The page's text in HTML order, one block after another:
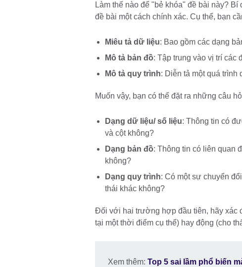
Làm thế nào để "bẻ khóa" đề bài này?
đề bài một cách chính xác. Cụ thể, bạn
Miêu tả dữ liệu: Bao gồm các dạng
Mô tả bản đồ: Tập trung vào vị trí các
Mô tả quy trình: Diễn tả một quá
Muốn vậy, bạn có thể đặt ra những câu
Dạng dữ liệu/ số liệu: Thông tin có
và cột không?
Dạng bản đồ: Thông tin có liên quan
không?
Dạng quy trình: Có một sự chuyển
thái khác không?
Đối với hai trường hợp đầu tiên, hãy xác
tại một thời điểm cụ thể) hay động (cho
Xem thêm: ​​ Top 5 sai lầm phổ biến